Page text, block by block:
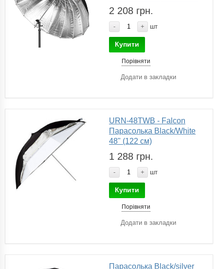
2 208 грн.
- + шт
Купити
Порівняти
Додати в закладки
URN-48TWB - Falcon
Парасолька Black/White
48" (122 см)
1 288 грн.
- + шт
Купити
Порівняти
Додати в закладки
Парасолька Black/silver